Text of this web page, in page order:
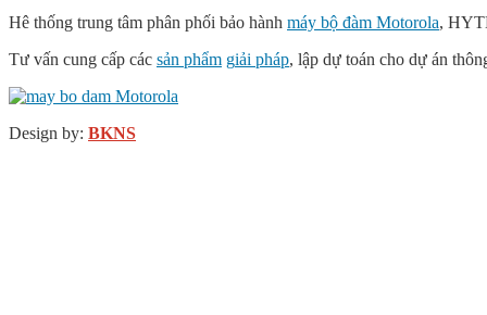
Hê thống trung tâm phân phối bảo hành máy bộ đàm Motorola,
Tư vấn cung cấp các sản phẩm giải pháp, lập dự toán cho dự án
Design by: BKNS